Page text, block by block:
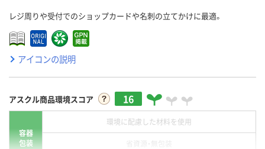
レジ周りや受付でのショップカードや名刺の立てかけに最適。
アイコンの説明
アスクル商品環境スコア 16
容器
包装
環境に配慮した材料を使用